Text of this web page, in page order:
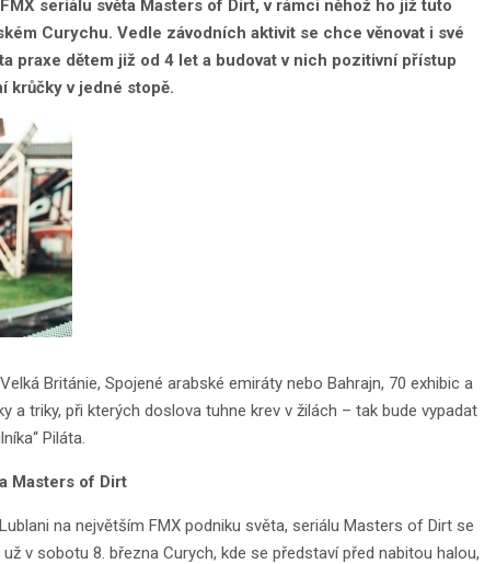
seriálu světa Masters of Dirt, v rámci něhož ho již tuto
Curychu. Vedle závodních aktivit se chce věnovat i své
praxe dětem již od 4 let a budovat v nich pozitivní přístup
krůčky v jedné stopě.
Británie, Spojené arabské emiráty nebo Bahrajn, 70 exhibic a
triky, při kterých doslova tuhne krev v žilách – tak bude vypadat
Piláta.
Masters of Dirt
na největším FMX podniku světa, seriálu Masters of Dirt se
v sobotu 8. března Curych, kde se představí před nabitou halou,